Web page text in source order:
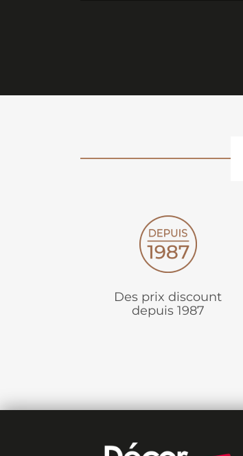
Des prix discount
depuis 1987